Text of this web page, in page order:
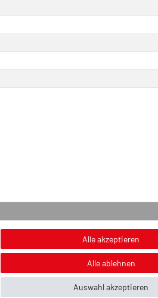
Hinweis zur Entsorgung von Altbatterien
Bildnachweis
Alle akzeptieren
Alle ablehnen
Auswahl akzeptieren